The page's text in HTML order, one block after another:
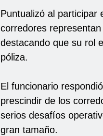
Puntualizó al participar
corredores
destacando que su rol
póliza.
El funcionario
prescindir de los
serios desafíos
gran tamaño.